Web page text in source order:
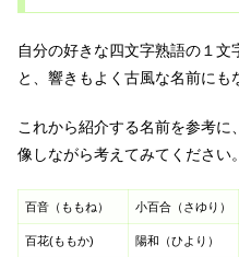
自分の好きな四文字熟語の１
と、響きもよく古風な名前にも
これから紹介する名前を参考
像しながら考えてみてください。
百音（ももね） 小百合（さゆり）
百花(ももか) 陽和（ひより）